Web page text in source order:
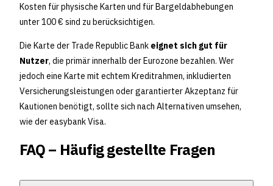
Kosten für physische Karten und für Bargeldabhebungen
unter 100 € sind zu berücksichtigen.
Die Karte der Trade Republic Bank eignet sich gut für
Nutzer, die primär innerhalb der Eurozone bezahlen. Wer
jedoch eine Karte mit echtem Kreditrahmen, inkludierten
Versicherungsleistungen oder garantierter Akzeptanz für
Kautionen benötigt, sollte sich nach Alternativen umsehen,
wie der easybank Visa.
FAQ – Häufig gestellte Fragen